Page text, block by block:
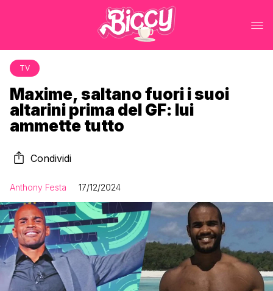
TV
Maxime, saltano fuori i suoi
altarini prima del GF: lui
ammette tutto
Condividi
Anthony Festa 17/12/2024